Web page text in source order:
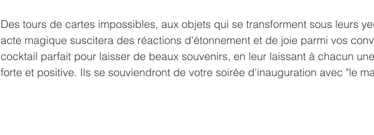
Des tours de cartes impossibles, aux objets qui se transforment sous leurs
acte magique suscitera des réactions d'étonnement et de joie parmi vos
cocktail parfait pour laisser de beaux souvenirs, en leur laissant à chacun
forte et positive. Ils se souviendront de votre soirée d'inauguration avec "le